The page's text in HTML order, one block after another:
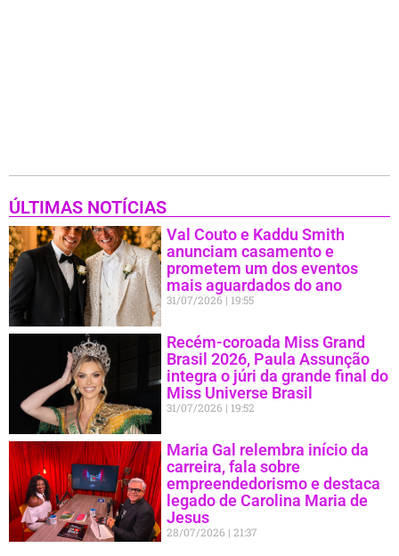
ÚLTIMAS NOTÍCIAS
Val Couto e Kaddu Smith
anunciam casamento e
prometem um dos eventos
mais aguardados do ano
31/07/2026 19:55
Recém-coroada Miss Grand
Brasil 2026, Paula Assunção
integra o júri da grande final do
Miss Universe Brasil
31/07/2026 19:52
Maria Gal relembra início da
carreira, fala sobre
empreendedorismo e destaca
legado de Carolina Maria de
Jesus
28/07/2026 21:37